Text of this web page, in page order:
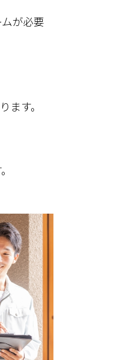
が必要
す。